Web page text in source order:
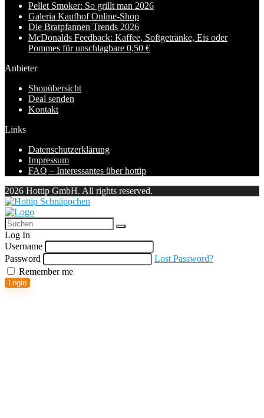
Pellet Smoker: So grillt man 2026
Galeria Kaufhof Online-Shop
Die Bratpfannen Trends 2026
McDonalds Feedback: Kaffee, Softgetränke, Eis oder
Pommes für unschlagbare 0,50 €
Anbieter
Shopübersicht
Deal senden
Kontakt
Links
Datenschutzerklärung
Impressum
FAQ – Interessantes über hottip
2026 Hottip GmbH. All rights reserved.
Log In
Username
Password
Lost Password?
Remember me
Login